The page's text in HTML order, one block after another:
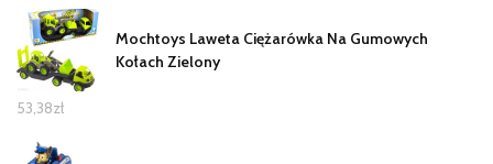
Mochtoys Laweta Ciężarówka Na Gumowych
Kołach Zielony
53,38zł